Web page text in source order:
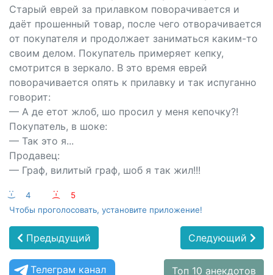
Старый еврей за прилавком поворачивается и
даёт прошенный товар, после чего отворачивается
от покупателя и продолжает заниматься каким-то
своим делом. Покупатель примеряет кепку,
смотрится в зеркало. В это время еврей
поворачивается опять к прилавку и так испуганно
говорит:
— А де етот жлоб, шо просил у меня кепочку?!
Покупатель, в шоке:
— Так это я...
Продавец:
— Граф, вилитый граф, шоб я так жил!!!
:-) 4 :-(
5
Чтобы проголосовать, установите приложение!
Предыдущий Следующий
Телеграм канал Топ 10 анекдотов